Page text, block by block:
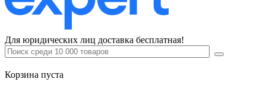
Для юридических лиц доставка бесплатная!
Корзина пуста